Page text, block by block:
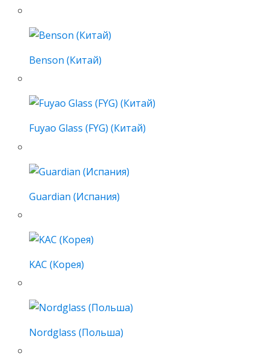
Benson (Китай)
Fuyao Glass (FYG) (Китай)
Guardian (Испания)
KAC (Корея)
Nordglass (Польша)